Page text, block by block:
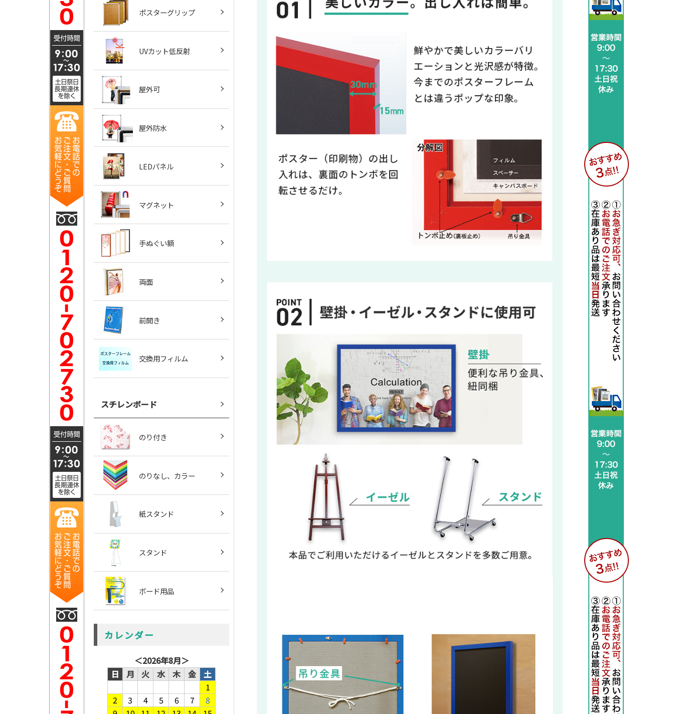
ポスターグリップ
UVカット低反射
屋外可
屋外防水
LEDパネル
マグネット
手ぬぐい額
両面
前開き
交換用フィルム
スチレンボード
のり付き
のりなし、カラー
紙スタンド
スタンド
ボード用品
カレンダー
＜2026年8月＞
日
月 火 水 木 金
土
1
2
3 4 5 6 7
8